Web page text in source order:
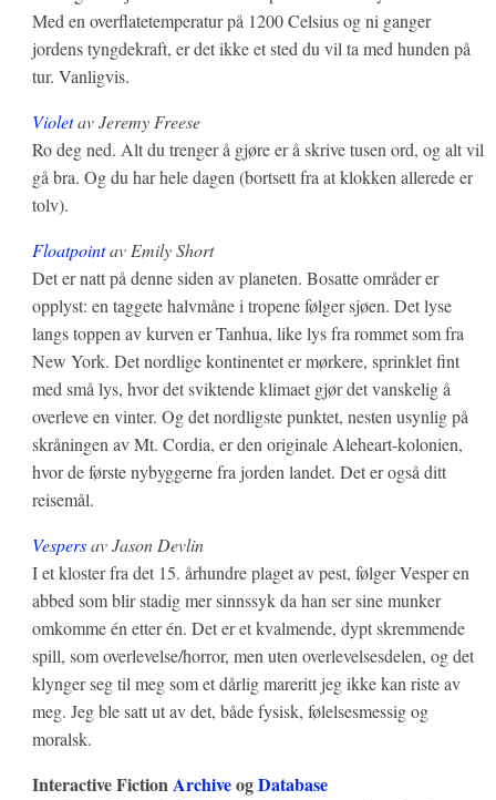
Med en overflatetemperatur på 1200 Celsius og ni ganger
jordens tyngdekraft, er det ikke et sted du vil ta med hunden på
tur. Vanligvis.
Violetav Jeremy Freese
Ro deg ned. Alt du trenger å gjøre er å skrive tusen ord, og alt vil
gå bra. Og du har hele dagen (bortsett fra at klokken allerede er
tolv).
Floatpointav Emily Short
Det er natt på denne siden av planeten. Bosatte områder er
opplyst: en taggete halvmåne i tropene følger sjøen. Det lyse
langs toppen av kurven er Tanhua, like lys fra rommet som fra
New York. Det nordlige kontinentet er mørkere, sprinklet fint
med små lys, hvor det sviktende klimaet gjør det vanskelig å
overleve en vinter. Og det nordligste punktet, nesten usynlig på
skråningen av Mt. Cordia, er den originale Aleheart-kolonien,
hvor de første nybyggerne fra jorden landet. Det er også ditt
reisemål.
Vespersav Jason Devlin
I et kloster fra det 15. århundre plaget av pest, følger Vesper en
abbed som blir stadig mer sinnssyk da han ser sine munker
omkomme én etter én. Det er et kvalmende, dypt skremmende
spill, som overlevelse/horror, men uten overlevelsesdelen, og det
klynger seg til meg som et dårlig mareritt jeg ikke kan riste av
meg. Jeg ble satt ut av det, både fysisk, følelsesmessig og
moralsk.
Interactive FictionArchiveogDatabase